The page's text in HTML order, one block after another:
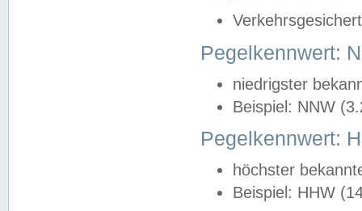
Pegelkennwert:
niedrigster
Beispiel: NNW
Pegelkennwert:
höchster
Beispiel: HHW